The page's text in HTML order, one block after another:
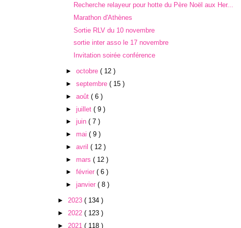
Recherche relayeur pour hotte du Père Noël aux Her...
Marathon d'Athènes
Sortie RLV du 10 novembre
sortie inter asso le 17 novembre
Invitation soirée conférence
► octobre ( 12 )
► septembre ( 15 )
► août ( 6 )
► juillet ( 9 )
► juin ( 7 )
► mai ( 9 )
► avril ( 12 )
► mars ( 12 )
► février ( 6 )
► janvier ( 8 )
► 2023 ( 134 )
► 2022 ( 123 )
► 2021 ( 118 )